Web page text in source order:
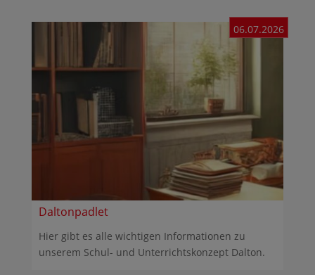
Daltonpadlet
06.07.2026
Hier gibt es alle wichtigen Informationen zu
unserem Schul- und Unterrichtskonzept Dalton.